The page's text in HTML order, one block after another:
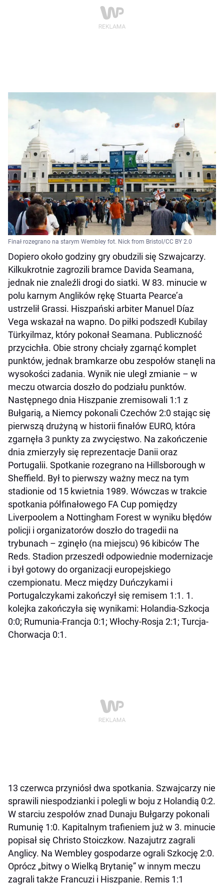
Finał rozegrano na starym Wembley fot. Nick from Bristol/CC BY 2.0
Dopiero około godziny gry obudzili się Szwajcarzy.
Kilkukrotnie zagrozili bramce Davida Seamana,
jednak nie znaleźli drogi do siatki. W 83. minucie w
polu karnym Anglików rękę Stuarta Pearce’a
ustrzelił Grassi. Hiszpański arbiter Manuel Díaz
Vega wskazał na wapno. Do piłki podszedł Kubilay
Türkyilmaz, który pokonał Seamana. Publiczność
przycichła. Obie strony chciały zgarnąć komplet
punktów, jednak bramkarze obu zespołów stanęli na
wysokości zadania. Wynik nie uległ zmianie – w
meczu otwarcia doszło do podziału punktów.
Następnego dnia Hiszpanie zremisowali 1:1 z
Bułgarią, a Niemcy pokonali Czechów 2:0 stając się
pierwszą drużyną w historii finałów EURO, która
zgarnęła 3 punkty za zwycięstwo. Na zakończenie
dnia zmierzyły się reprezentacje Danii oraz
Portugalii. Spotkanie rozegrano na Hillsborough w
Sheffield. Był to pierwszy ważny mecz na tym
stadionie od 15 kwietnia 1989. Wówczas w trakcie
spotkania półfinałowego FA Cup pomiędzy
Liverpoolem a Nottingham Forest w wyniku błędów
policji i organizatorów doszło do tragedii na
trybunach – zginęło (na miejscu) 96 kibiców The
Reds. Stadion przeszedł odpowiednie modernizacje
i był gotowy do organizacji europejskiego
czempionatu. Mecz między Duńczykami i
Portugalczykami zakończył się remisem 1:1. 1.
kolejka zakończyła się wynikami: Holandia-Szkocja
0:0; Rumunia-Francja 0:1; Włochy-Rosja 2:1; Turcja-
Chorwacja 0:1.
13 czerwca przyniósł dwa spotkania. Szwajcarzy nie
sprawili niespodzianki i polegli w boju z Holandią 0:2.
W starciu zespołów znad Dunaju Bułgarzy pokonali
Rumunię 1:0. Kapitalnym trafieniem już w 3. minucie
popisał się Christo Stoiczkow. Nazajutrz zagrali
Anglicy. Na Wembley gospodarze ograli Szkocję 2:0.
Oprócz „bitwy o Wielką Brytanię” w innym meczu
zagrali także Francuzi i Hiszpanie. Remis 1:1